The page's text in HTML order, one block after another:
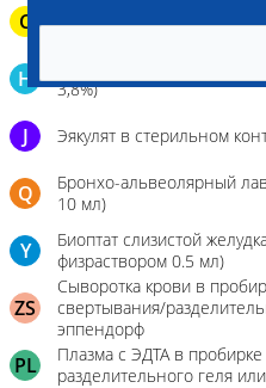
C Паренхиматозные
H
3,8%)
J Эякулят в стерильном
Q
Бронхо-альвеолярный
10 мл)
Y
Биоптат слизистой
физраствором 0.5 мл)
ZS
Сыворотка крови в
свертывания/
эппендорф
PL
Плазма с ЭДТА в
разделительного геля